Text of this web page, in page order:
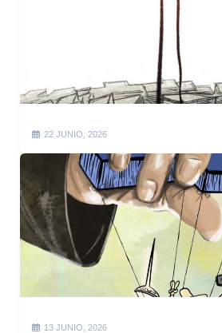
22 JUNIO, 2026
13 JUNIO, 2026